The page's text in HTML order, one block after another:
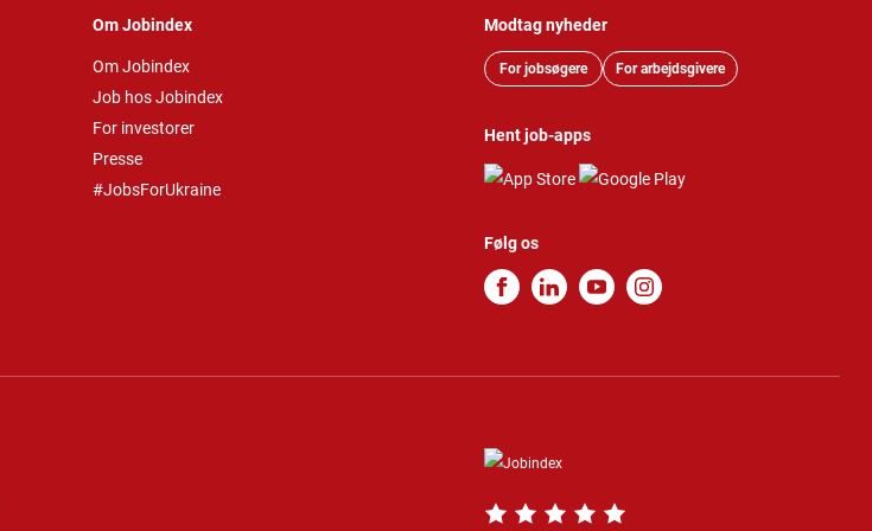
Om Jobindex
Om Jobindex
Job hos Jobindex
For investorer
Presse
#JobsForUkraine
Modtag nyheder
For jobsøgere For arbejdsgivere
Hent job-apps
Følg os